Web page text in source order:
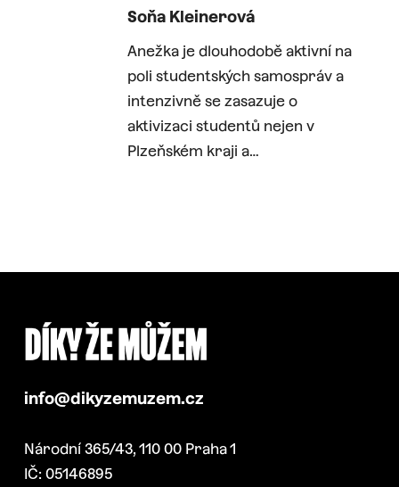
Soňa Kleinerová
Anežka je dlouhodobě aktivní na
poli studentských samospráv a
intenzivně se zasazuje o
aktivizaci studentů nejen v
Plzeňském kraji a…
info@dikyzemuzem.cz
Národní 365/43, 110 00 Praha 1
IČ: 05146895